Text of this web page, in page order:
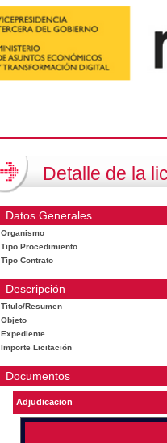
Detalle de la
Datos Generales
Organismo
Tipo Procedimiento
Tipo Contrato
Descripción
Título/Resumen
Objeto
Expediente
Importe Licitación
Documentos
Adjudicacion